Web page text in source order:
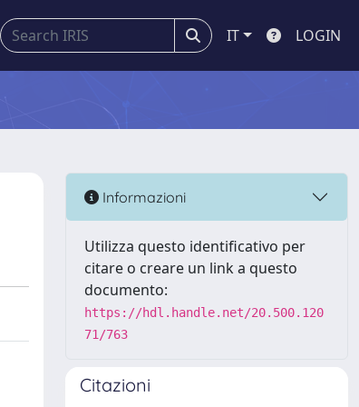
IT LOGIN
Informazioni
Utilizza questo identificativo per
citare o creare un link a questo
documento:
https://hdl.handle.net/20.500.120
71/763
Citazioni